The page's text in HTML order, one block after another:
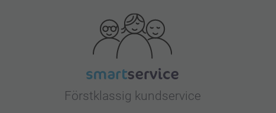
Förstklassig kundservice